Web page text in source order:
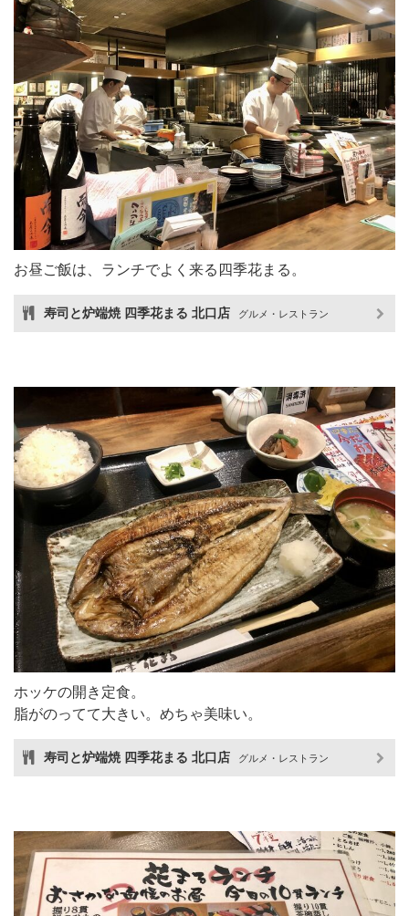
お昼ご飯は、ランチでよく来る四季花まる。
寿司と炉端焼 四季花まる 北口店 グルメ・レストラン
ホッケの開き定食。
脂がのってて大きい。めちゃ美味い。
寿司と炉端焼 四季花まる 北口店 グルメ・レストラン